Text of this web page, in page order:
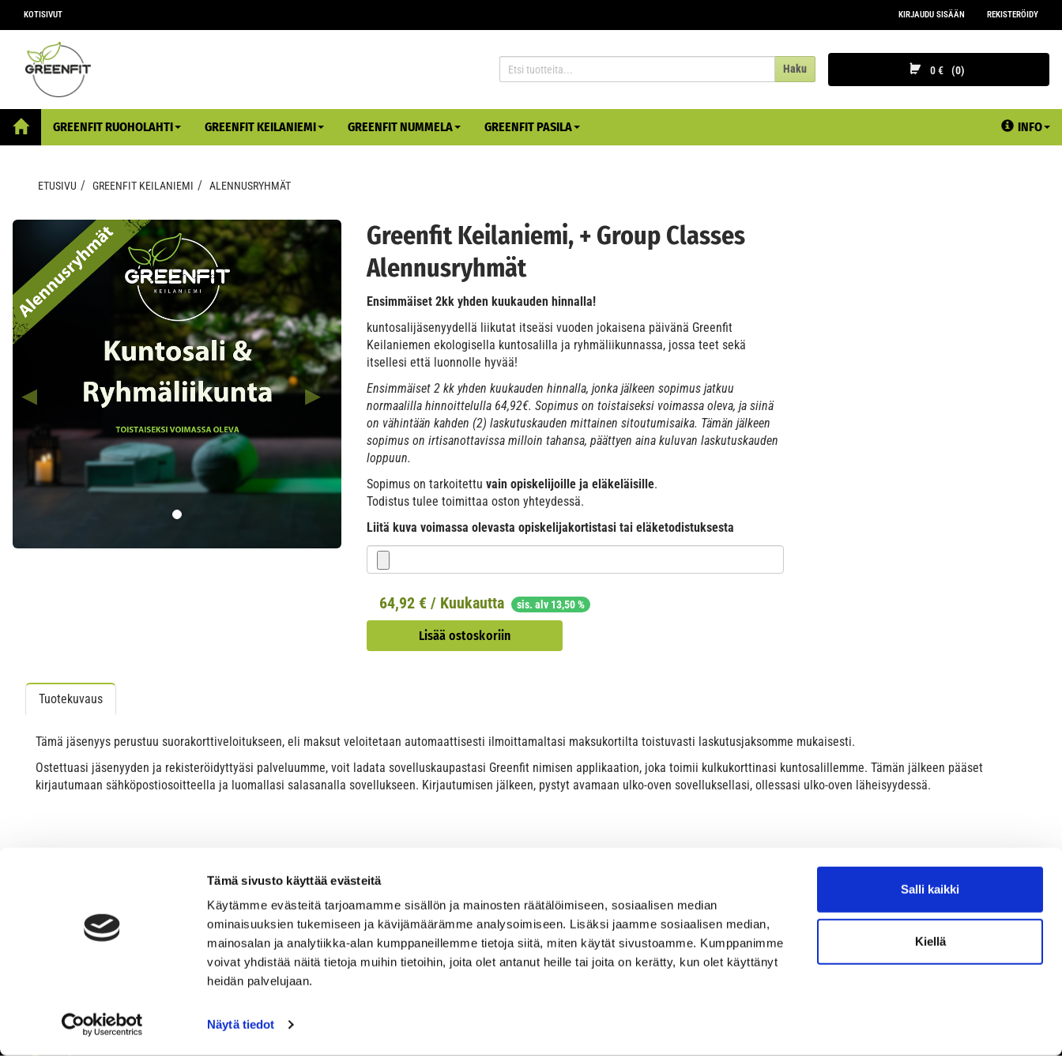
Tämä sivusto käyttää evästeitä
Käytämme evästeitä tarjoamamme sisällön ja mainosten räätälöimiseen, sosiaalisen median
ominaisuuksien tukemiseen ja kävijämäärämme analysoimiseen. Lisäksi jaamme sosiaalisen median,
mainosalan ja analytiikka-alan kumppaneillemme tietoja siitä, miten käytät sivustoamme. Kumppanimme
voivat yhdistää näitä tietoja muihin tietoihin, joita olet antanut heille tai joita on kerätty, kun olet käyttänyt
heidän palvelujaan.
Näytä tiedot
Salli kaikki
Kiellä
KOTISIVUT KIRJAUDU SISÄÄN REKISTERÖIDY
Haku 0 € 0
GREENFIT RUOHOLAHTI GREENFIT KEILANIEMI GREENFIT NUMMELA GREENFIT PASILA INFO
ETUSIVU GREENFIT KEILANIEMI ALENNUSRYHMÄT
Greenfit Keilaniemi, + Group Classes
Alennusryhmät
Ensimmäiset 2kk yhden kuukauden hinnalla!
kuntosalijäsenyydellä liikutat itseäsi vuoden jokaisena päivänä Greenfit
Keilaniemen ekologisella kuntosalilla ja ryhmäliikunnassa, jossa teet sekä
itsellesi että luonnolle hyvää!
Ensimmäiset 2 kk yhden kuukauden hinnalla, jonka jälkeen sopimus jatkuu
normaalilla hinnoittelulla 64,92€. Sopimus on toistaiseksi voimassa oleva, ja siinä
on vähintään kahden (2) laskutuskauden mittainen sitoutumisaika. Tämän jälkeen
sopimus on irtisanottavissa milloin tahansa, päättyen aina kuluvan laskutuskauden
loppuun.
Sopimus on tarkoitettu vain opiskelijoille ja eläkeläisille.
Todistus tulee toimittaa oston yhteydessä.
Liitä kuva voimassa olevasta opiskelijakortistasi tai eläketodistuksesta
64,92 € / Kuukautta sis. alv 13,50 %
Lisää ostoskoriin
Tuotekuvaus
Tämä jäsenyys perustuu suorakorttiveloitukseen, eli maksut veloitetaan automaattisesti ilmoittamaltasi maksukortilta toistuvasti laskutusjaksomme mukaisesti.
Ostettuasi jäsenyyden ja rekisteröidyttyäsi palveluumme, voit ladata sovelluskaupastasi Greenfit nimisen applikaation, joka toimii kulkukorttinasi kuntosalillemme. Tämän jälkeen pääset
kirjautumaan sähköpostiosoitteella ja luomallasi salasanalla sovellukseen. Kirjautumisen jälkeen, pystyt avamaan ulko-oven sovelluksellasi, ollessasi ulko-oven läheisyydessä.